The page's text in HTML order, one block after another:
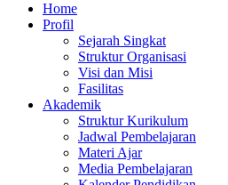
Home
Profil
Sejarah Singkat
Struktur Organisasi
Visi dan Misi
Fasilitas
Akademik
Struktur Kurikulum
Jadwal Pembelajaran
Materi Ajar
Media Pembelajaran